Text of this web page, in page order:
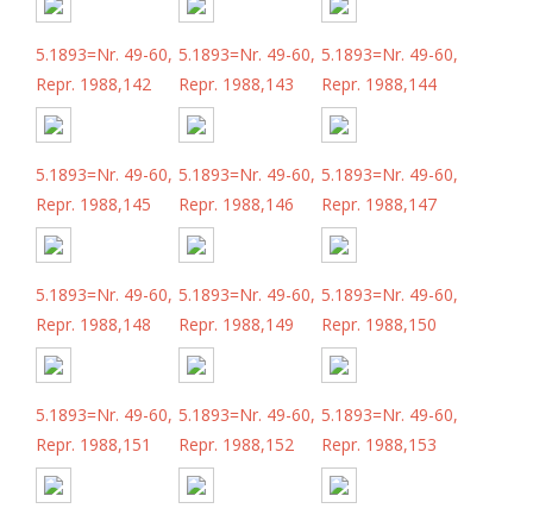
5.1893=Nr. 49-60,
Repr. 1988,142
5.1893=Nr. 49-60,
Repr. 1988,143
5.1893=Nr. 49-60,
Repr. 1988,144
5.1893=Nr. 49-60,
Repr. 1988,145
5.1893=Nr. 49-60,
Repr. 1988,146
5.1893=Nr. 49-60,
Repr. 1988,147
5.1893=Nr. 49-60,
Repr. 1988,148
5.1893=Nr. 49-60,
Repr. 1988,149
5.1893=Nr. 49-60,
Repr. 1988,150
5.1893=Nr. 49-60,
Repr. 1988,151
5.1893=Nr. 49-60,
Repr. 1988,152
5.1893=Nr. 49-60,
Repr. 1988,153